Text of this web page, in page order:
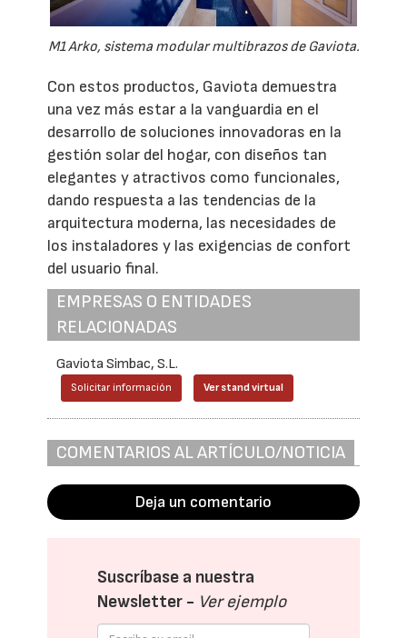
M1 Arko, sistema modular multibrazos de Gaviota.
Con estos productos, Gaviota demuestra
una vez más estar a la vanguardia en el
desarrollo de soluciones innovadoras en la
gestión solar del hogar, con diseños tan
elegantes y atractivos como funcionales,
dando respuesta a las tendencias de la
arquitectura moderna, las necesidades de
los instaladores y las exigencias de confort
del usuario final.
EMPRESAS O ENTIDADES
RELACIONADAS
Gaviota Simbac, S.L.
Solicitar información Ver stand virtual
COMENTARIOS AL ARTÍCULO/NOTICIA
Deja un comentario
Suscríbase a nuestra
Newsletter - Ver ejemplo